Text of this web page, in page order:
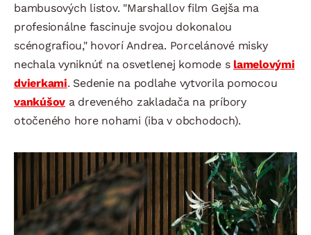
bambusových listov. "Marshallov film Gejša ma
profesionálne fascinuje svojou dokonalou
scénografiou," hovorí Andrea. Porcelánové misky
nechala vyniknúť na osvetlenej komode s lamelovými
dvierkami. Sedenie na podlahe vytvorila pomocou
vankúšov a dreveného zakladača na príbory
otočeného hore nohami (iba v obchodoch).